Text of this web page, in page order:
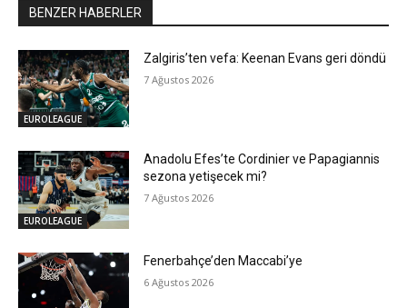
BENZER HABERLER
EUROLEAGUE
Zalgiris’ten vefa: Keenan Evans geri döndü
7 Ağustos 2026
EUROLEAGUE
Anadolu Efes’te Cordinier ve Papagiannis
sezona yetişecek mi?
7 Ağustos 2026
Fenerbahçe’den Maccabi’ye
6 Ağustos 2026